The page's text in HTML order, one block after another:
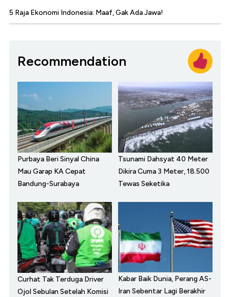
5 Raja Ekonomi Indonesia: Maaf, Gak Ada Jawa!
Recommendation
Purbaya Beri Sinyal China
Mau Garap KA Cepat
Bandung-Surabaya
Tsunami Dahsyat 40 Meter
Dikira Cuma 3 Meter, 18.500
Tewas Seketika
Curhat Tak Terduga Driver
Ojol Sebulan Setelah Komisi
Kabar Baik Dunia, Perang AS-
Iran Sebentar Lagi Berakhir